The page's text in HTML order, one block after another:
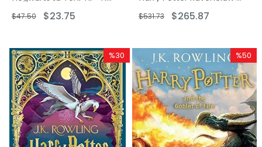
$23.75
$47.50 $265.87
$531.73
%30
İndirim
%30İndirim
%50
İndirim